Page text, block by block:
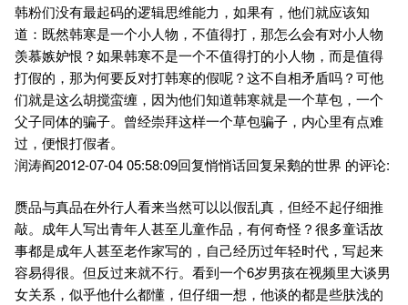
韩粉们没有最起码的逻辑思维能力，如果有，他们就应该知
道：既然韩寒是一个小人物，不值得打，那怎么会有对小人物
羡慕嫉妒恨？如果韩寒不是一个不值得打的小人物，而是值得
打假的，那为何要反对打韩寒的假呢？这不自相矛盾吗？可他
们就是这么胡搅蛮缠，因为他们知道韩寒就是一个草包，一个
父子同体的骗子。曾经崇拜这样一个草包骗子，内心里有点难
过，便恨打假者。
润涛阎2012-07-04 05:58:09回复悄悄话回复呆鹅的世界 的评论:
赝品与真品在外行人看来当然可以以假乱真，但经不起仔细推
敲。成年人写出青年人甚至儿童作品，有何奇怪？很多童话故
事都是成年人甚至老作家写的，自己经历过年轻时代，写起来
容易得很。但反过来就不行。看到一个6岁男孩在视频里大谈男
女关系，似乎他什么都懂，但仔细一想，他谈的都是些肤浅的